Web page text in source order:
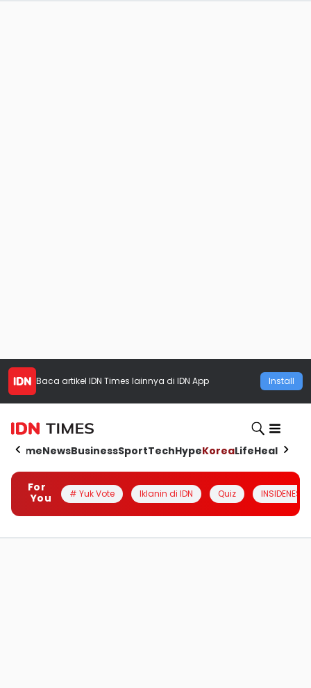
Baca artikel IDN Times lainnya di IDN App Install
HomeNewsBusinessSportTechHypeKoreaLifeHealth
For
You
# Yuk Vote Iklanin di IDN Quiz INSIDENESIA